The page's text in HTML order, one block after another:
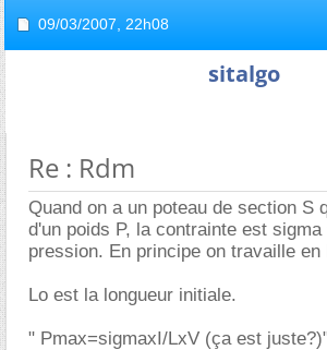
09/03/2007, 22h08
sitalgo
Re : Rdm
Quand on a un poteau de section S
d'un poids P, la contrainte est
pression. En principe on travaille en
Lo est la longueur initiale.
" Pmax=sigmaxI/LxV (ça est